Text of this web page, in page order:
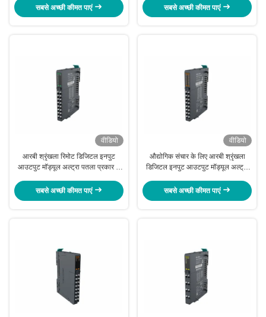
सबसे अच्छी कीमत पाएं
सबसे अच्छी कीमत पाएं
वीडियो
आरबी श्रृंखला रिमोट डिजिटल इनपुट
आउटपुट मॉड्यूल अल्ट्रा पतला प्रकार 8
सबसे अच्छी कीमत पाएं
वीडियो
औद्योगिक संचार के लिए आरबी श्रृंखला
डिजिटल इनपुट आउटपुट मॉड्यूल अल्ट्रा
सबसे अच्छी कीमत पाएं